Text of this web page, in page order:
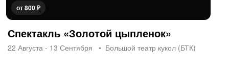
от 800 ₽
Спектакль «Золотой цыпленок»
22 Августа - 13 Сентября Большой театр кукол (БТК)